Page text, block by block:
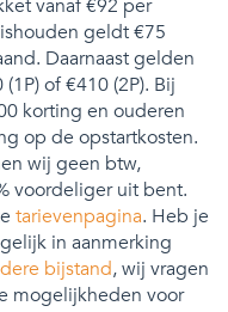
vanaf €92 per
geldt €75
Daarnaast gelden
of €410 (2P). Bij
korting en ouderen
op de opstartkosten.
wij geen btw,
voordeliger uit bent.
tarievenpagina. Heb je
in aanmerking
bijstand, wij vragen
mogelijkheden voor